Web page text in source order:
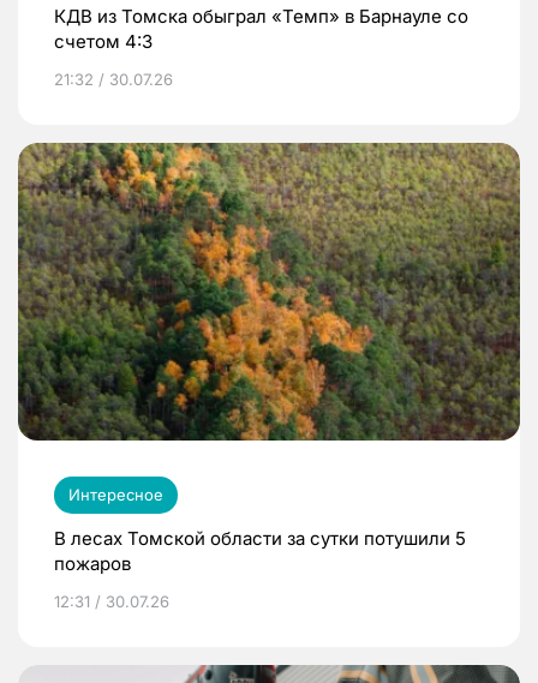
КДВ из Томска обыграл «Темп» в Барнауле со
счетом 4:3
21:32 / 30.07.26
Интересное
В лесах Томской области за сутки потушили 5
пожаров
12:31 / 30.07.26